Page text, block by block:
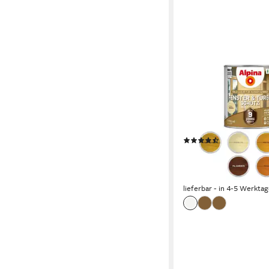
Holzschutzlasur
Fenster- und Türen
Farbwahl, Mit bis zu
Schutzdauer
(2)
11,11 € 15,55 €
lieferbar - in 4-5